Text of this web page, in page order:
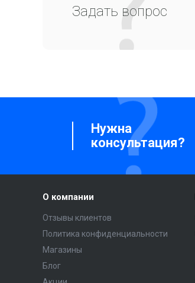
Задать вопрос
Нужна
консультация?
О компании
Отзывы клиентов
Политика конфиденциальности
Магазины
Блог